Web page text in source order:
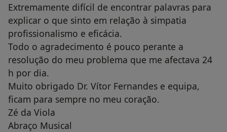
Extremamente difícil de encontrar palavras para
explicar o que sinto em relação à simpatia
profissionalismo e eficácia.
Todo o agradecimento é pouco perante a
resolução do meu problema que me afectava 24
h por dia.
Muito obrigado Dr. Vítor Fernandes e equipa,
ficam para sempre no meu coração.
Zé da Viola
Abraço Musical